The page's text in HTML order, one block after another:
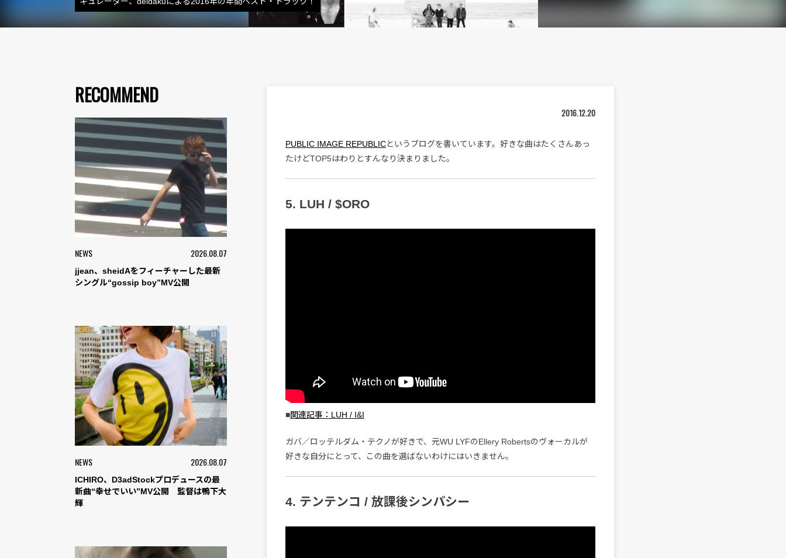
RECOMMEND
NEWS 2026.08.07
jjean、sheidAをフィーチャーした最新
シングル“gossip boy”MV公開
NEWS 2026.08.07
ICHIRO、D3adStockプロデュースの最
新曲“幸せでいい”MV公開 監督は鴨下大
輝
2016.12.20
PUBLIC IMAGE REPUBLICというブログを書いています。好きな曲はたくさんあっ
たけどTOP5はわりとすんなり決まりました。
5. LUH / $ORO
■関連記事：LUH / I&I
ガバ／ロッテルダム・テクノが好きで、元WU LYFのEllery Robertsのヴォーカルが
好きな自分にとって、この曲を選ばないわけにはいきません。
4. テンテンコ / 放課後シンパシー